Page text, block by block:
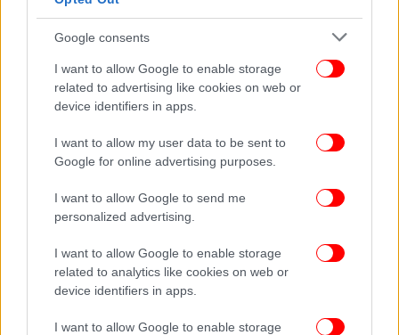
Google consents
I want to allow Google to enable storage
related to advertising like cookies on web or
device identifiers in apps.
I want to allow my user data to be sent to
Google for online advertising purposes.
I want to allow Google to send me
personalized advertising.
I want to allow Google to enable storage
related to analytics like cookies on web or
device identifiers in apps.
I want to allow Google to enable storage
εκατομμυριούχος παρουσιαστής να έμενε σε ένα 3
αστέρων ξενοδοχείο ενώ πολλοί άλλοι σχολίασαν